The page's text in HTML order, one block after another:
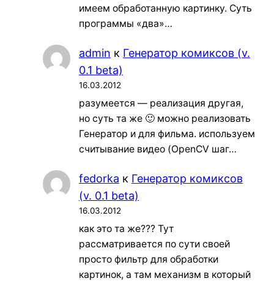
имеем обработанную картинку. Суть
программы «два»…
admin к Генератор комиксов (v.
0.1 beta)
16.03.2012
разумеется — реализация другая,
но суть та же 🙂 можно реализовать
Генератор и для фильма. используем
считывание видео (OpenCV шаг…
fedorka к Генератор комиксов
(v. 0.1 beta)
16.03.2012
как это та же??? Тут
рассматривается по сути своей
просто фильтр для обработки
картинок, а там механизм в который